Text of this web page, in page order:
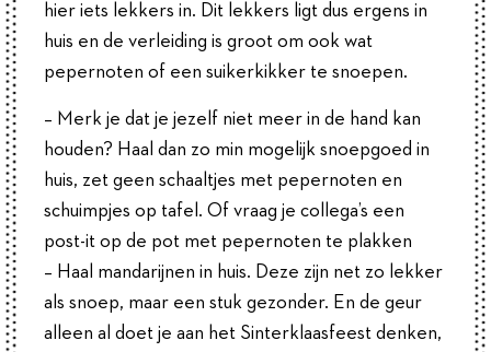
hier iets lekkers in. Dit lekkers ligt dus ergens in
huis en de verleiding is groot om ook wat
pepernoten of een suikerkikker te snoepen.
– Merk je dat je jezelf niet meer in de hand kan
houden? Haal dan zo min mogelijk snoepgoed in
huis, zet geen schaaltjes met pepernoten en
schuimpjes op tafel. Of vraag je collega’s een
post-it op de pot met pepernoten te plakken
– Haal mandarijnen in huis. Deze zijn net zo lekker
als snoep, maar een stuk gezonder. En de geur
alleen al doet je aan het Sinterklaasfeest denken,